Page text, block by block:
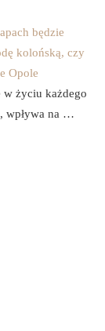
będzie
kolońską, czy
Opole
w życiu każdego
wpływa na …